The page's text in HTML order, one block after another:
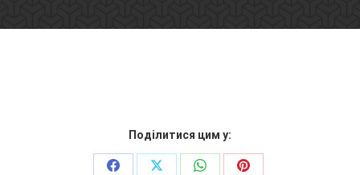
Поділитися цим у: